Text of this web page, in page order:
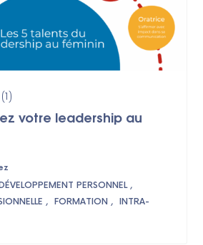
(1)
votre leadership au
PERSONNEL
FORMATION
INTRA-